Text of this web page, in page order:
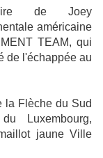
de Joey
américaine
TEAM, qui
de l'échappée au
la Flèche du Sud
Luxembourg,
jaune Ville